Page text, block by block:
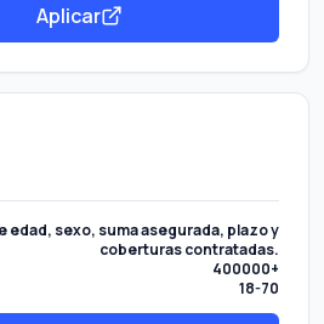
Aplicar
edad, sexo, suma asegurada, plazo y
coberturas contratadas.
400000+
18-70